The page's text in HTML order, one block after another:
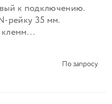
к подключению.
рейку 35 мм.
По запросу